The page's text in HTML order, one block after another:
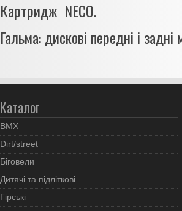
Картридж NECO.
Гальма: дискові передні і задні
Каталог
BMX
Dirt/street
Біговели
Дитячі та підліткові
Гірські